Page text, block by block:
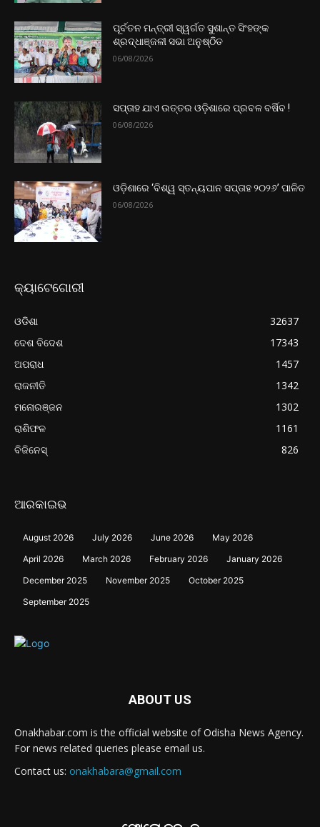
ପୂର୍ବତନ ମନ୍ତ୍ରୀ ସ୍ୱର୍ଗତ ସୁଶାନ୍ତ ସିଂହଙ୍କ
ଶ୍ରଦ୍ଧାଞ୍ଜଳୀ ସଭା ଅନୁଷ୍ଠିତ
06/08/2026
ସପ୍ତାହ ଯାଏ ଉତ୍ତର‌ ଓଡ଼ିଶାରେ ପ୍ରବଳ ବର୍ଷିବ !
06/08/2026
ଓଡ଼ିଶାରେ ‘ବିଶ୍ୱ ସ୍ତନ୍ୟପାନ ସପ୍ତାହ ୨୦୨୬’ ପାଳିତ
06/08/2026
କ୍ୟାଟେଗୋରୀ
ଓଡିଶା
32637
ଦେଶ ବିଦେଶ
17343
ଅପରାଧ
1457
ରାଜନୀତି
1342
ମନୋରଞ୍ଜନ
1302
ରାଶିଫଳ
1161
ବିଜିନେସ୍
826
ଆରକାଇଭ
August 2026 July 2026 June 2026
May 2026
April 2026
March 2026 February 2026
January 2026
December 2025
November 2025
October 2025
September 2025
ABOUT US
Onakhabar.com is the official website of Odisha News Agency.
For news related queries please email us.
Contact us: onakhabara@gmail.com